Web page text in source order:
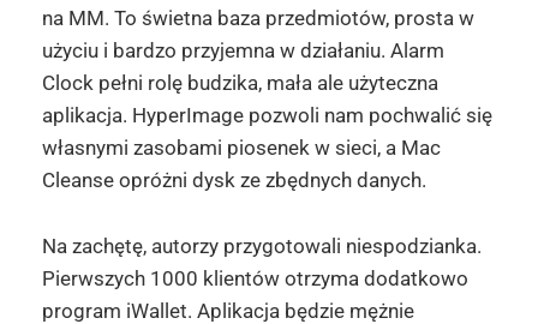
na MM. To świetna baza przedmiotów, prosta w
użyciu i bardzo przyjemna w działaniu. Alarm
Clock pełni rolę budzika, mała ale użyteczna
aplikacja. HyperImage pozwoli nam pochwalić się
własnymi zasobami piosenek w sieci, a Mac
Cleanse opróżni dysk ze zbędnych danych.
Na zachętę, autorzy przygotowali niespodzianka.
Pierwszych 1000 klientów otrzyma dodatkowo
program iWallet. Aplikacja będzie mężnie